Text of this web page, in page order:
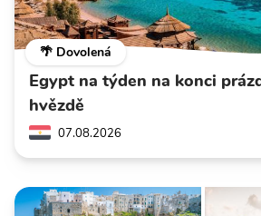
🌴 Dovolená
Egypt na týden na konci
hvězdě
07.08.2026